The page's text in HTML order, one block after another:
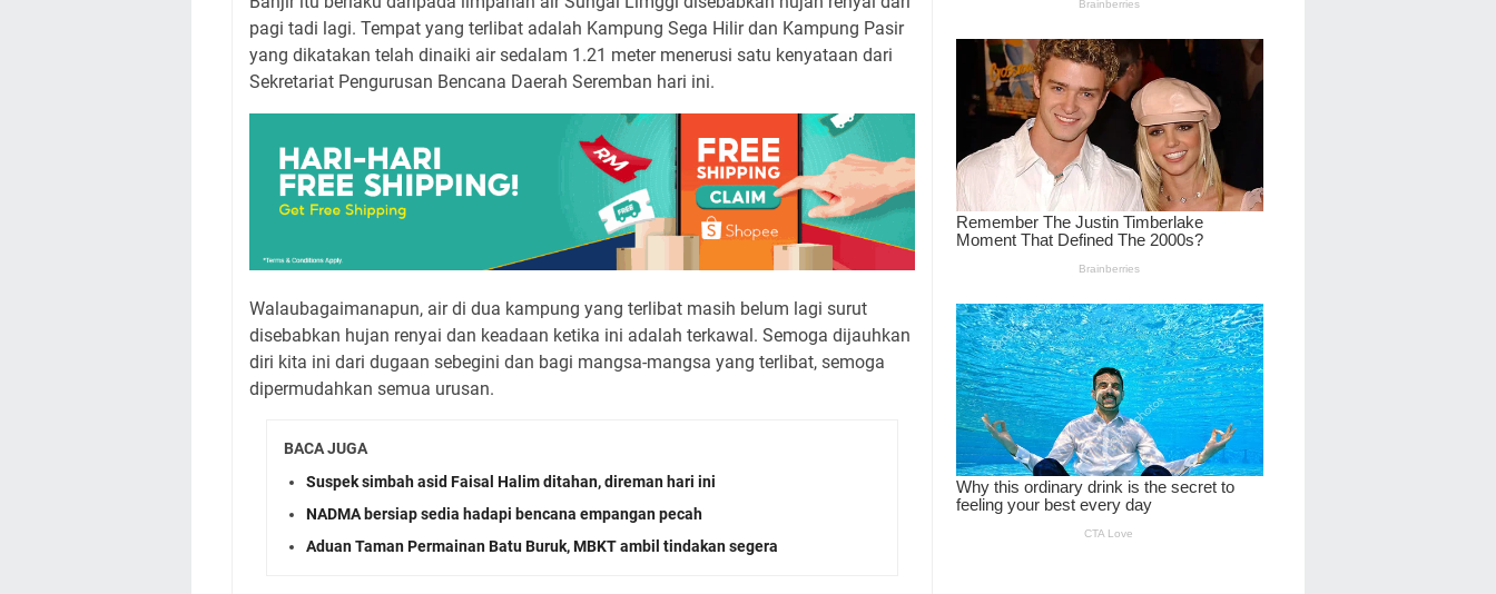
pagi tadi lagi. Tempat yang terlibat adalah Kampung Sega Hilir dan Kampung Pasir
yang dikatakan telah dinaiki air sedalam 1.21 meter menerusi satu kenyataan dari
Sekretariat Pengurusan Bencana Daerah Seremban hari ini.
Walaubagaimanapun, air di dua kampung yang terlibat masih belum lagi surut
disebabkan hujan renyai dan keadaan ketika ini adalah terkawal. Semoga dijauhkan
diri kita ini dari dugaan sebegini dan bagi mangsa-mangsa yang terlibat, semoga
dipermudahkan semua urusan.
BACA JUGA
Suspek simbah asid Faisal Halim ditahan, direman hari ini
NADMA bersiap sedia hadapi bencana empangan pecah
Aduan Taman Permainan Batu Buruk, MBKT ambil tindakan segera